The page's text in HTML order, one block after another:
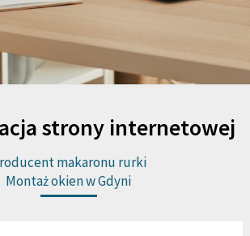
strony internetowej
makaronu rurki
Montaż okien w Gdyni